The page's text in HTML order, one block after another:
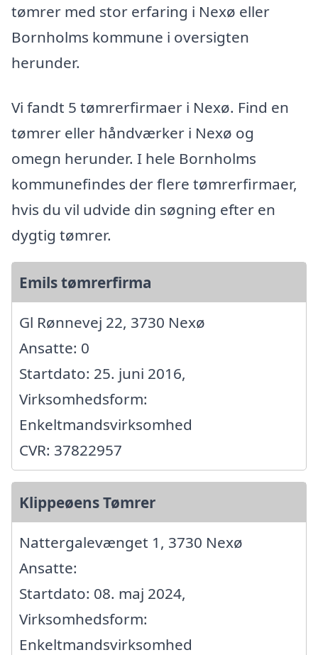
tømrer med stor erfaring i Nexø eller
Bornholms kommune i oversigten
herunder.
Vi fandt 5 tømrerfirmaer i Nexø. Find en
tømrer eller håndværker i Nexø og
omegn herunder. I hele Bornholms
kommunefindes der flere tømrerfirmaer,
hvis du vil udvide din søgning efter en
dygtig tømrer.
Emils tømrerfirma
Gl Rønnevej 22, 3730 Nexø
Ansatte: 0
Startdato: 25. juni 2016,
Virksomhedsform:
Enkeltmandsvirksomhed
CVR: 37822957
Klippeøens Tømrer
Nattergalevænget 1, 3730 Nexø
Ansatte:
Startdato: 08. maj 2024,
Virksomhedsform:
Enkeltmandsvirksomhed